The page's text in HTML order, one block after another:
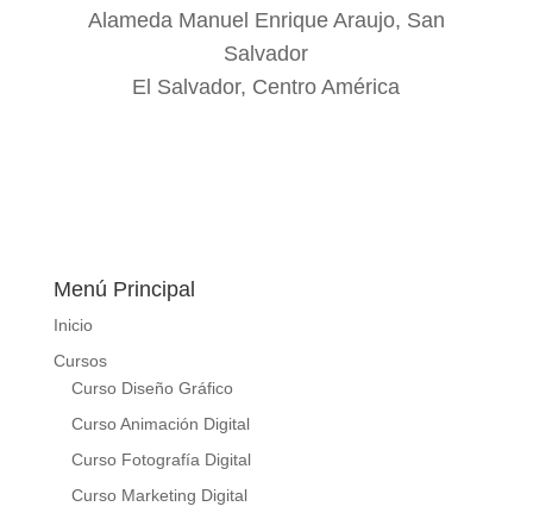
Alameda Manuel Enrique Araujo, San
Salvador
El Salvador, Centro América
Menú Principal
Inicio
Cursos
Curso Diseño Gráfico
Curso Animación Digital
Curso Fotografía Digital
Curso Marketing Digital